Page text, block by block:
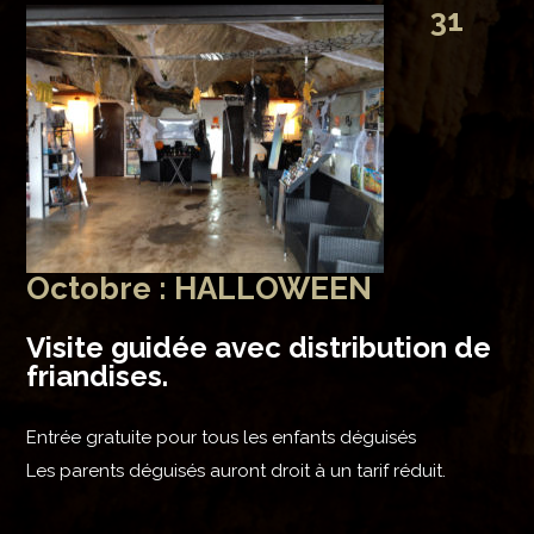
31
Octobre : HALLOWEEN
Visite guidée avec distribution de
friandises.
Entrée gratuite pour tous les enfants déguisés
Les parents déguisés auront droit à un tarif réduit.